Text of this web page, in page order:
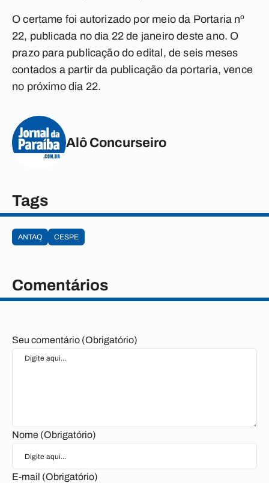
O certame foi autorizado por meio da Portaria nº
22, publicada no dia 22 de janeiro deste ano. O
prazo para publicação do edital, de seis meses
contados a partir da publicação da portaria, vence
no próximo dia 22.
Alô Concurseiro
Tags
ANTAQ CESPE
Comentários
Seu comentário (Obrigatório)
Nome (Obrigatório)
E-mail (Obrigatório)